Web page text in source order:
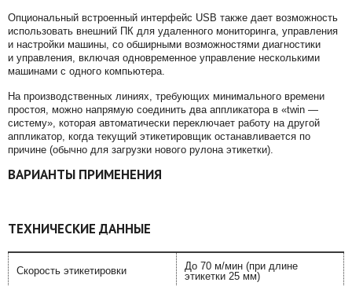
Опциональный встроенный интерфейс USB также дает возможность
использовать внешний ПК для удаленного мониторинга, управления
и настройки машины, со обширными возможностями диагностики
и управления, включая одновременное управление несколькими
машинами с одного компьютера.
На производственных линиях, требующих минимального времени
простоя, можно напрямую соединить два аппликатора в «twin —
систему», которая автоматически переключает работу на другой
аппликатор, когда текущий этикетировщик останавливается по
причине (обычно для загрузки нового рулона этикетки).
ВАРИАНТЫ ПРИМЕНЕНИЯ
ТЕХНИЧЕСКИЕ ДАННЫЕ
Скорость этикетировки
До 70 м/мин (при длине
этикетки 25 мм)